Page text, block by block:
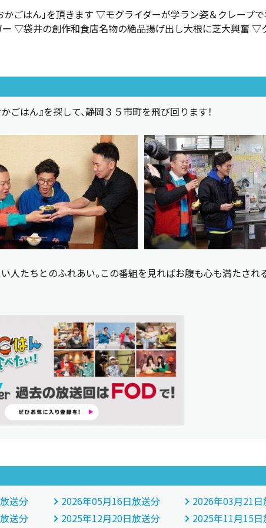
ごはん」を頂きます ▽モグライダーが学ラン姿＆クレープ
▽袋井の創作和食店名物の絶品揚げ出し大根に芝大興奮 ▽
はん』を探して、静岡３５市町を飛び回ります！
人たちとのふれあい。この番組を見ればお腹も心も満たされ
送分 2026年05月16日放送分
2026年03月21
送分 2025年12月20日放送分
2025年11月15